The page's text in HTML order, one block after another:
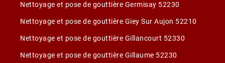
Nettoyage et pose de gouttière Germisay 52230
Nettoyage et pose de gouttière Giey Sur Aujon 52210
Nettoyage et pose de gouttière Gillancourt 52330
Nettoyage et pose de gouttière Gillaume 52230